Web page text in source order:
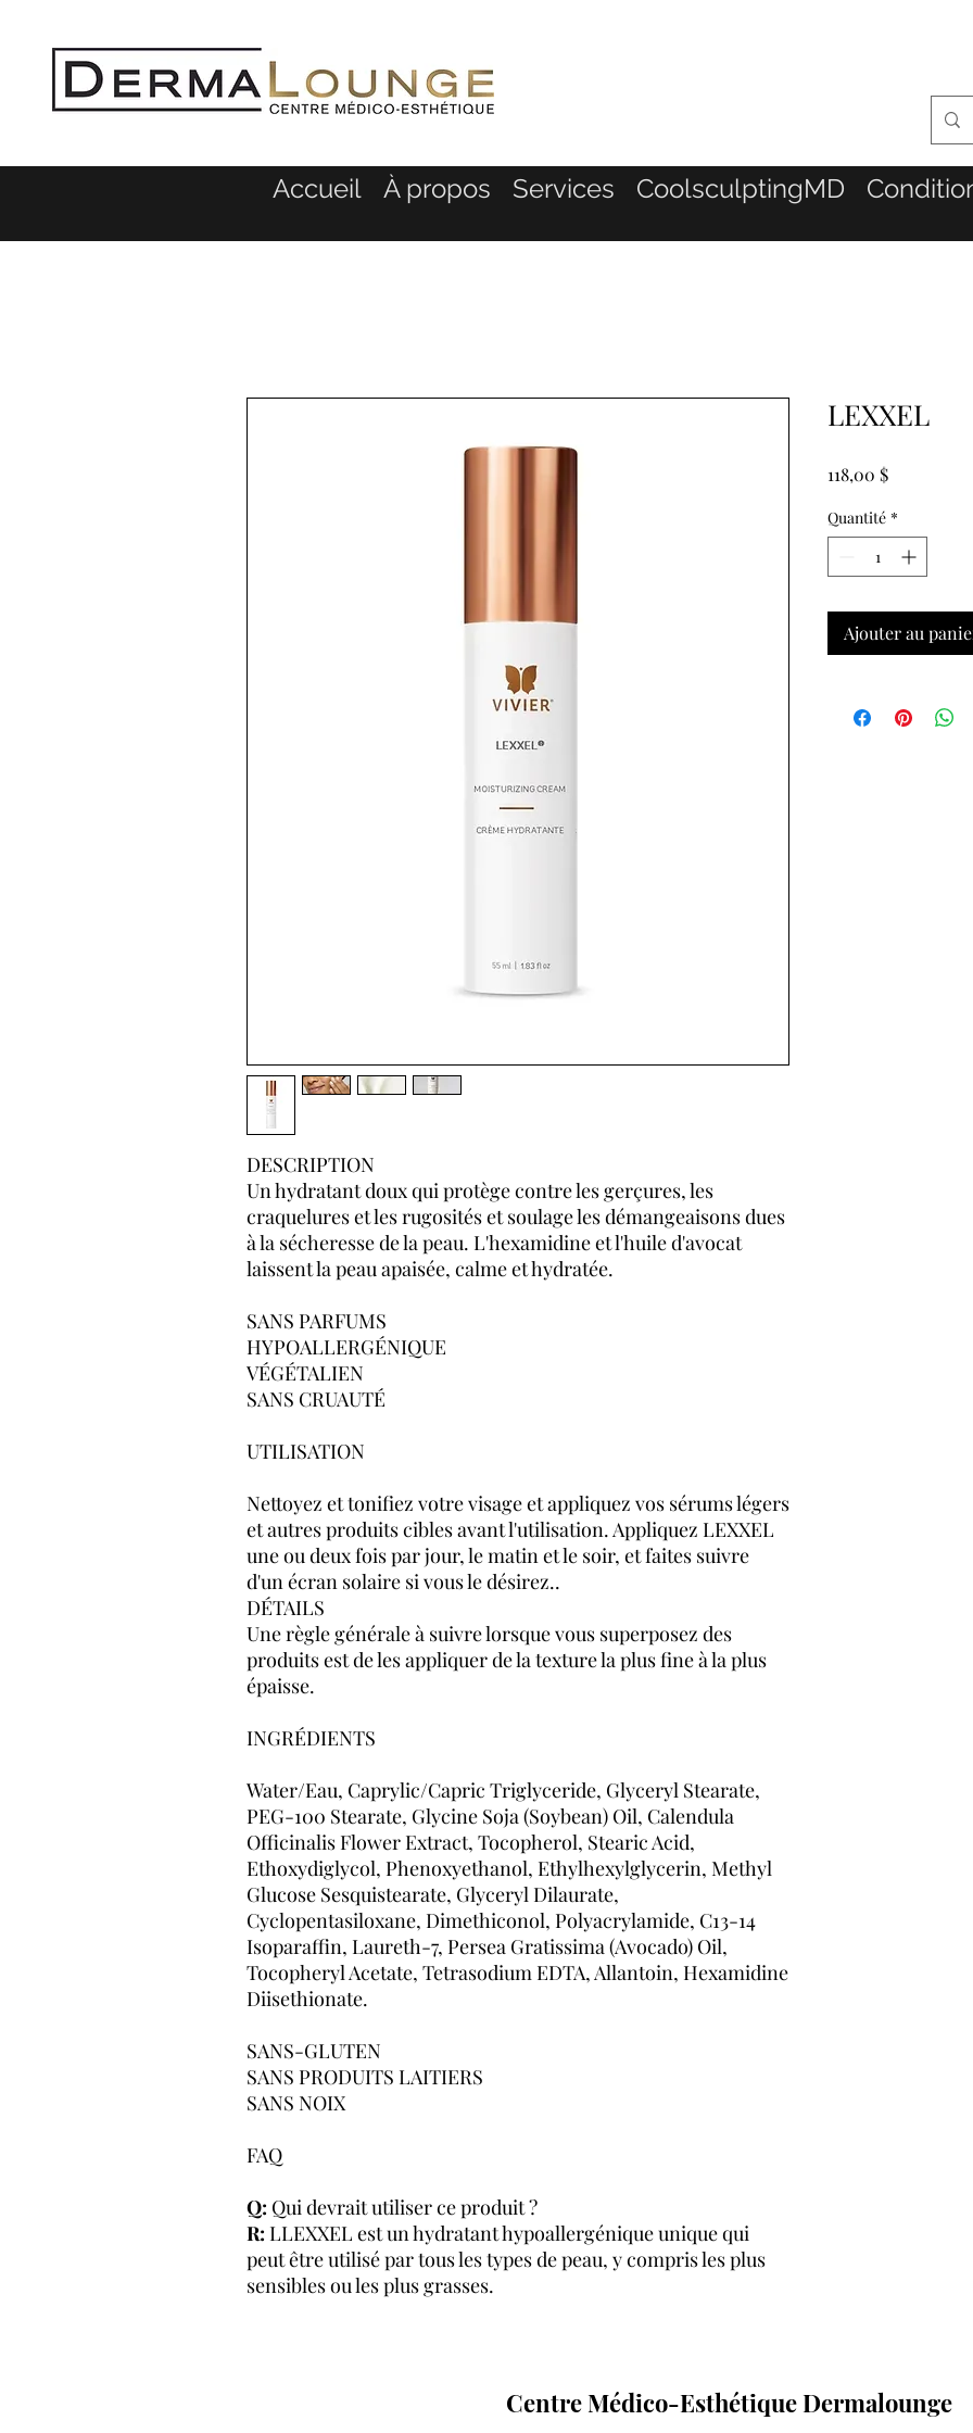
Accueil À propos Services CoolsculptingMD
DESCRIPTION
Un hydratant doux qui protège contre les gerçures, les
craquelures et les rugosités et soulage les démangeaisons dues
à la sécheresse de la peau. L'hexamidine et l'huile d'avocat
laissent la peau apaisée, calme et hydratée.
SANS PARFUMS
HYPOALLERGÉNIQUE
VÉGÉTALIEN
SANS CRUAUTÉ
UTILISATION
Nettoyez et tonifiez votre visage et appliquez vos sérums légers
et autres produits cibles avant l'utilisation. Appliquez LEXXEL
une ou deux fois par jour, le matin et le soir, et faites suivre
d'un écran solaire si vous le désirez..
DÉTAILS
Une règle générale à suivre lorsque vous superposez des
produits est de les appliquer de la texture la plus fine à la plus
épaisse.
INGRÉDIENTS
Water/Eau, Caprylic/Capric Triglyceride, Glyceryl Stearate,
PEG-100 Stearate, Glycine Soja (Soybean) Oil, Calendula
Officinalis Flower Extract, Tocopherol, Stearic Acid,
Ethoxydiglycol, Phenoxyethanol, Ethylhexylglycerin, Methyl
Glucose Sesquistearate, Glyceryl Dilaurate,
Cyclopentasiloxane, Dimethiconol, Polyacrylamide, C13-14
Isoparaffin, Laureth-7, Persea Gratissima (Avocado) Oil,
Tocopheryl Acetate, Tetrasodium EDTA, Allantoin, Hexamidine
Diisethionate.
SANS-GLUTEN
SANS PRODUITS LAITIERS
SANS NOIX
FAQ
Q: Qui devrait utiliser ce produit ?
R: LLEXXEL est un hydratant hypoallergénique unique qui
peut être utilisé par tous les types de peau, y compris les plus
sensibles ou les plus grasses.
LEXXEL
118,00 $Prix
Quantité *
Ajouter au
Centre Médico-Esthétique Dermalounge